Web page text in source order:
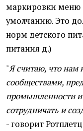
маркировки меню
умолчанию. Это
норм детского
питания д.)
"Я считаю, что нам
сообществами,
промышленности
сотрудничать и
- говорит